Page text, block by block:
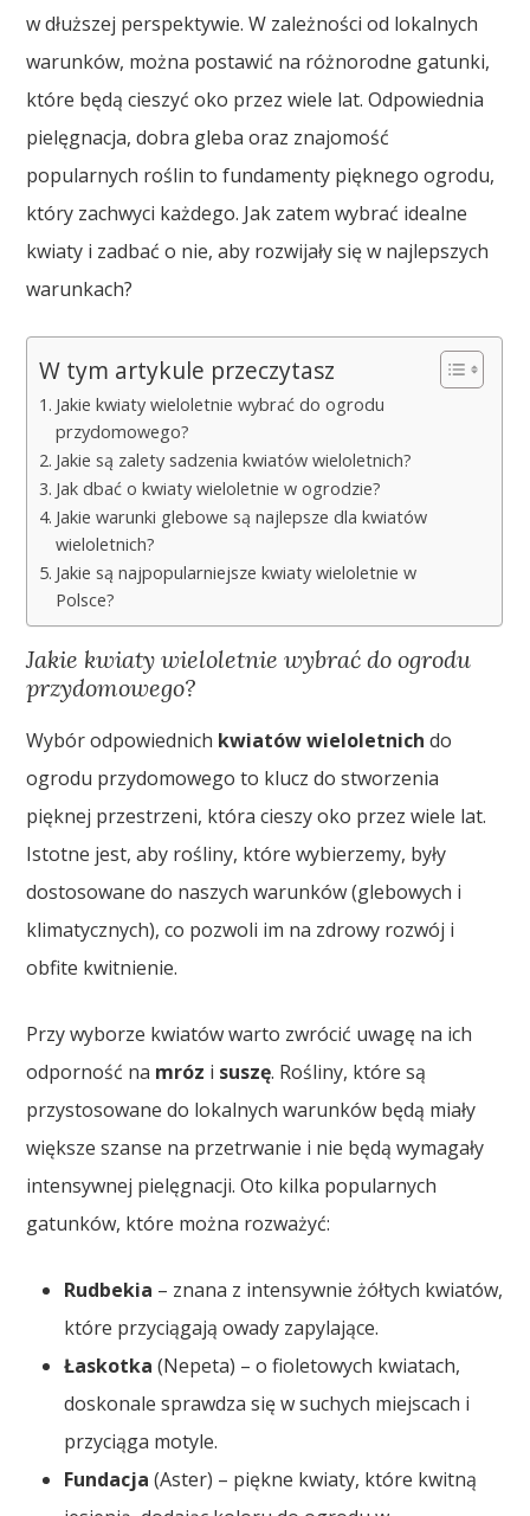
w dłuższej perspektywie. W zależności od lokalnych
warunków, można postawić na różnorodne gatunki,
które będą cieszyć oko przez wiele lat. Odpowiednia
pielęgnacja, dobra gleba oraz znajomość
popularnych roślin to fundamenty pięknego ogrodu,
który zachwyci każdego. Jak zatem wybrać idealne
kwiaty i zadbać o nie, aby rozwijały się w najlepszych
warunkach?
W tym artykule przeczytasz
Jakie kwiaty wieloletnie wybrać do ogrodu
przydomowego?
Jakie są zalety sadzenia kwiatów wieloletnich?
Jak dbać o kwiaty wieloletnie w ogrodzie?
Jakie warunki glebowe są najlepsze dla kwiatów
wieloletnich?
Jakie są najpopularniejsze kwiaty wieloletnie w
Polsce?
Jakie kwiaty wieloletnie wybrać do ogrodu
przydomowego?
Wybór odpowiednich kwiatów wieloletnich do
ogrodu przydomowego to klucz do stworzenia
pięknej przestrzeni, która cieszy oko przez wiele lat.
Istotne jest, aby rośliny, które wybierzemy, były
dostosowane do naszych warunków (glebowych i
klimatycznych), co pozwoli im na zdrowy rozwój i
obfite kwitnienie.
Przy wyborze kwiatów warto zwrócić uwagę na ich
odporność na mróz i suszę. Rośliny, które są
przystosowane do lokalnych warunków będą miały
większe szanse na przetrwanie i nie będą wymagały
intensywnej pielęgnacji. Oto kilka popularnych
gatunków, które można rozważyć:
Rudbekia – znana z intensywnie żółtych kwiatów,
które przyciągają owady zapylające.
Łaskotka (Nepeta) – o fioletowych kwiatach,
doskonale sprawdza się w suchych miejscach i
przyciąga motyle.
Fundacja (Aster) – piękne kwiaty, które kwitną